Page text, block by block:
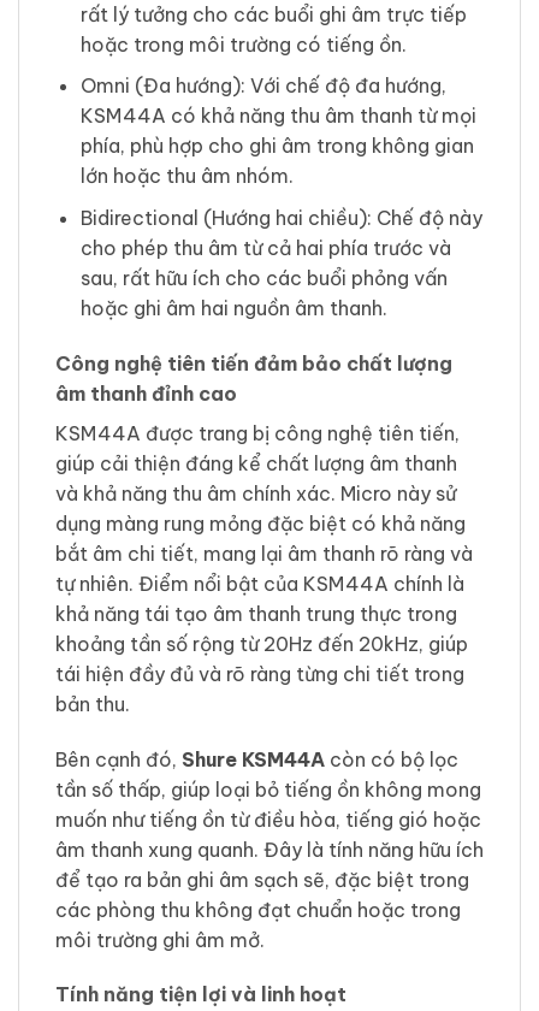
rất lý tưởng cho các buổi ghi âm trực tiếp
hoặc trong môi trường có tiếng ồn.
Omni (Đa hướng): Với chế độ đa hướng,
KSM44A có khả năng thu âm thanh từ mọi
phía, phù hợp cho ghi âm trong không gian
lớn hoặc thu âm nhóm.
Bidirectional (Hướng hai chiều): Chế độ này
cho phép thu âm từ cả hai phía trước và
sau, rất hữu ích cho các buổi phỏng vấn
hoặc ghi âm hai nguồn âm thanh.
Công nghệ tiên tiến đảm bảo chất lượng
âm thanh đỉnh cao
KSM44A được trang bị công nghệ tiên tiến,
giúp cải thiện đáng kể chất lượng âm thanh
và khả năng thu âm chính xác. Micro này sử
dụng màng rung mỏng đặc biệt có khả năng
bắt âm chi tiết, mang lại âm thanh rõ ràng và
tự nhiên. Điểm nổi bật của KSM44A chính là
khả năng tái tạo âm thanh trung thực trong
khoảng tần số rộng từ 20Hz đến 20kHz, giúp
tái hiện đầy đủ và rõ ràng từng chi tiết trong
bản thu.
Bên cạnh đó, Shure KSM44A còn có bộ lọc
tần số thấp, giúp loại bỏ tiếng ồn không mong
muốn như tiếng ồn từ điều hòa, tiếng gió hoặc
âm thanh xung quanh. Đây là tính năng hữu ích
để tạo ra bản ghi âm sạch sẽ, đặc biệt trong
các phòng thu không đạt chuẩn hoặc trong
môi trường ghi âm mở.
Tính năng tiện lợi và linh hoạt